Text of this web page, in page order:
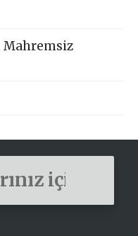
Mahremsiz